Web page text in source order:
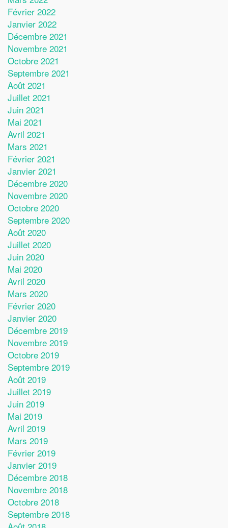
Février 2022
Janvier 2022
Décembre 2021
Novembre 2021
Octobre 2021
Septembre 2021
Août 2021
Juillet 2021
Juin 2021
Mai 2021
Avril 2021
Mars 2021
Février 2021
Janvier 2021
Décembre 2020
Novembre 2020
Octobre 2020
Septembre 2020
Août 2020
Juillet 2020
Juin 2020
Mai 2020
Avril 2020
Mars 2020
Février 2020
Janvier 2020
Décembre 2019
Novembre 2019
Octobre 2019
Septembre 2019
Août 2019
Juillet 2019
Juin 2019
Mai 2019
Avril 2019
Mars 2019
Février 2019
Janvier 2019
Décembre 2018
Novembre 2018
Octobre 2018
Septembre 2018